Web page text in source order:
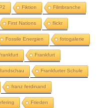
Fiktion Filmbranche
First Nations flickr
Fossile Energien fotogalerie
Frankfurt
Frankfurter Schule
franz ferdinand
Frieden